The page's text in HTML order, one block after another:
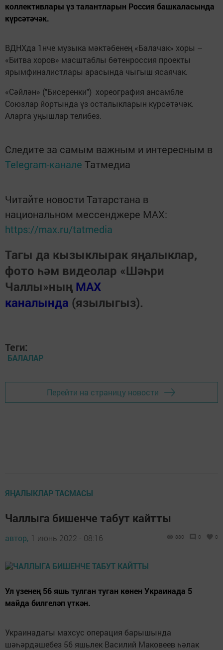
коллективлары үз талантларын Россия башкаласында
күрсәтәчәк.
ВДНХда 1нче музыка мәктәбенең «Балачак» хоры –
«Битва хоров» масштаблы бөтенроссия проекты
ярымфиналистлары арасында чыгыш ясаячак.
«Сәйлән» ("Бисеренки") хореография ансамбле
Союзлар йортында үз осталыкларын күрсәтәчәк.
Аларга уңышлар телибез.
Следите за самым важным и интересным в
Telegram-канале Татмедиа
Читайте новости Татарстана в
национальном мессенджере MАХ:
https://max.ru/tatmedia
Тагы да кызыклырак яңалыклар,
фото һәм видеолар «Шәһри
Чаллы»ның MAX
каналында (язылыгыз).
Теги:
БАЛАЛАР
Перейти на страницу новости
ЯҢАЛЫКЛАР ТАСМАСЫ
Чаллыга бишенче табут кайтты
автор, 1 июнь 2022 - 08:16 880 0 0
Ул үзенең 56 яшь тулган туган көнен Украинада 5
майда билгеләп үткән.
Украинадагы махсус операция барышында
шәһәрдәшебез 56 яшьлек Василий Маковеев һәлак